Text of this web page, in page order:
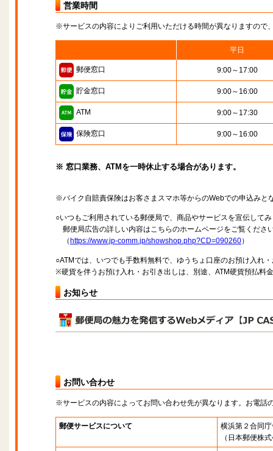
営業時間
※サービスの内容によりご利用いただける時間が異なりますので
平日
郵便窓口 9:00～17:00
貯金窓口 9:00～16:00
ATM 9:00～17:30
保険窓口 9:00～16:00
※ 窓口業務、ATMを一時休止する場合があります。
※バイク自賠責保険はお客さまスマホ等からのWebでの申込みと
○いつもご利用されている郵便局で、商品やサービスを宣伝して
郵便局広告の詳しい内容はこちらのホームページをご覧くださ
（ https://www.jp-comm.jp/showshop.php?CD=090260）
○ATMでは、いつでも手数料無料で、ゆうちょ口座のお預け入れ
※硬貨を伴うお預け入れ・お引き出しは、別途、ATM硬貨預払料
お知らせ
お問い合わせ
※サービスの内容によってお問い合わせ先が異なります。お電話
郵便サービスについて
横浜第２合同
（日本郵便株